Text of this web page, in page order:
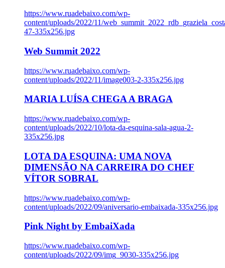
https://www.ruadebaixo.com/wp-
content/uploads/2022/11/
47-335x256.jpg
Web Summit 2022
https://www.ruadebaixo.com/wp-
content/uploads/2022/11/image003-2-335x256.jpg
MARIA LUÍSA CHEGA A BRAGA
https://www.ruadebaixo.com/wp-
content/uploads/2022/10/lota-da-esquina-sala-agua-2-
335x256.jpg
LOTA DA ESQUINA: UMA NOVA
DIMENSÃO NA CARREIRA DO CHEF
VÍTOR SOBRAL
https://www.ruadebaixo.com/wp-
content/uploads/2022/09/aniversario-embaixada-335x256.jpg
Pink Night by EmbaiXada
https://www.ruadebaixo.com/wp-
content/uploads/2022/09/img_9030-335x256.jpg